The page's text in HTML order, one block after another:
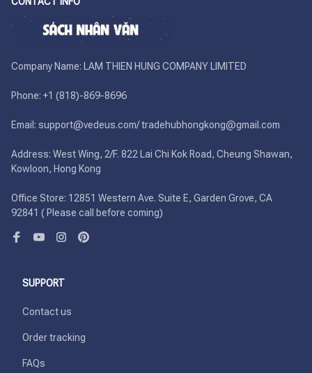
Company Name: LAM THIEN HUNG COMPANY LIMITED
Phone: +1 (818)-869-8696
Email: support@vedeus.com/ tradehubhongkong@gmail.com
Address: West Wing, 2/F. 822 Lai Chi Kok Road, Cheung Shawan,
Kowloon, Hong Kong
Office Store: 12851 Western Ave. Suite E, Garden Grove, CA
92841 ( Please call before coming)
SUPPORT
Contact us
Order tracking
FAQs